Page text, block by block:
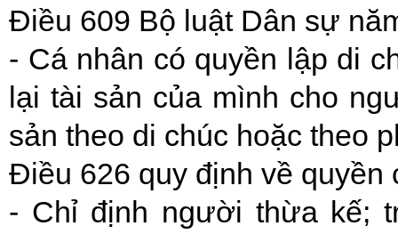
Điều 609 Bộ luật Dân sự
- Cá nhân có quyền lập di
lại tài sản của mình cho
sản theo di chúc hoặc theo
Điều 626 quy định về
- Chỉ định người thừa kế;